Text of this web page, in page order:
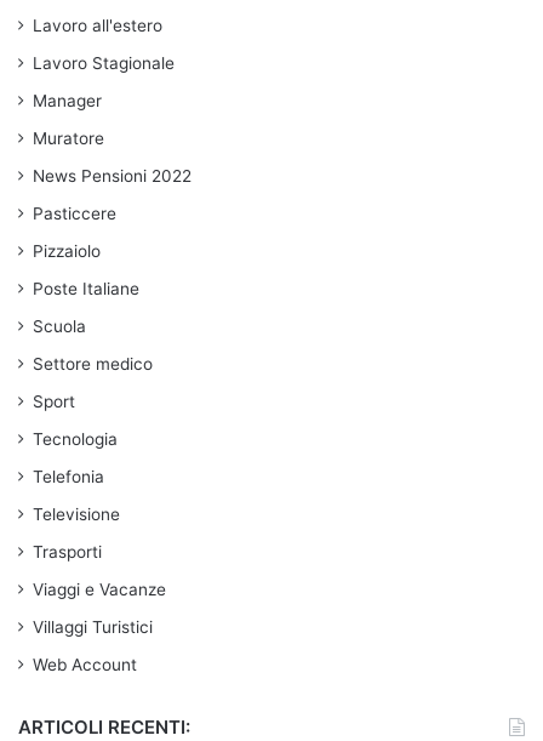
Lavoro all'estero
Lavoro Stagionale
Manager
Muratore
News Pensioni 2022
Pasticcere
Pizzaiolo
Poste Italiane
Scuola
Settore medico
Sport
Tecnologia
Telefonia
Televisione
Trasporti
Viaggi e Vacanze
Villaggi Turistici
Web Account
ARTICOLI RECENTI: